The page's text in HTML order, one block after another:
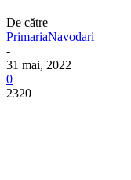
De către
PrimariaNavodari
-
31 mai, 2022
0
2320